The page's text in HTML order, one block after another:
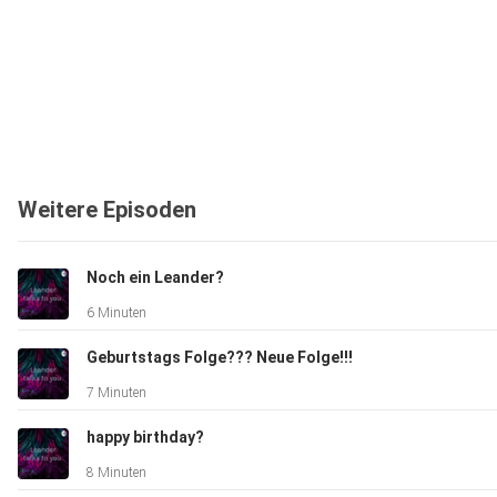
Weitere Episoden
Noch ein Leander?
6 Minuten
Geburtstags Folge??? Neue Folge!!!
7 Minuten
happy birthday?
8 Minuten